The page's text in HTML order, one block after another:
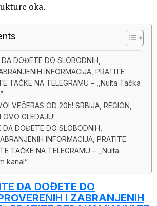
oka.
DOĐETE DO SLOBODNIH,
INFORMACIJA, PRATITE
TAČKE NA TELEGRAMU – ,,Nulta Tačka
VEČERAS OD 20h! SRBIJA, REGION,
OVO GLEDAJU!
DA DOĐETE DO SLOBODNIH,
INFORMACIJA, PRATITE
TAČKE NA TELEGRAMU – ,,Nulta
kanal”
DA DOĐETE DO
I ZABRANJENIH